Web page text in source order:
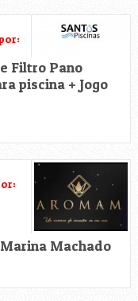
Filtro Pano
piscina + Jogo
Machado